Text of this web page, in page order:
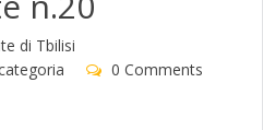
di Tbilisi
0 Comments